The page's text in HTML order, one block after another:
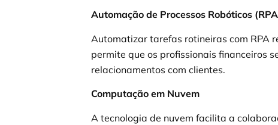
Automação de Processos Robóticos
Automatizar tarefas rotineiras com RPA
permite que os profissionais financeiros
relacionamentos com clientes.
Computação em Nuvem
A tecnologia de nuvem facilita a